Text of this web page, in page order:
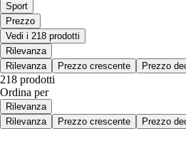
Sport
Prezzo
Vedi i 218 prodotti
Rilevanza
Rilevanza
Prezzo crescente Prezzo
218 prodotti
Ordina per
Rilevanza
Rilevanza
Prezzo crescente Prezzo